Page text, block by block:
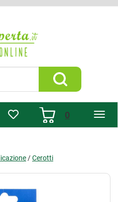
Cerca Prodotto
0prodotti
/Cerotti